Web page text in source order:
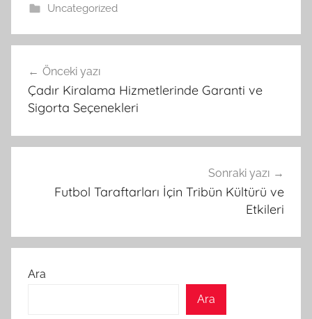
Uncategorized
gezinmesi
Önceki yazı
Çadır Kiralama Hizmetlerinde Garanti ve
Sigorta Seçenekleri
Sonraki yazı
Futbol Taraftarları İçin Tribün Kültürü ve
Etkileri
Ara
Ara